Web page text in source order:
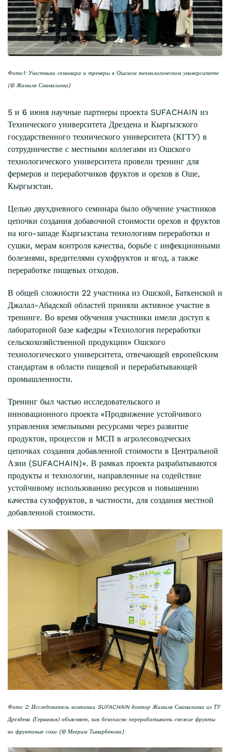
Фото1: Участники семинара и тренеры в Ошском технологическом университете
(© Жамиля Сманалиева)
5 и 6 июня научные партнеры проекта SUFACHAIN из
Технического университета Дрездена и Кыргызского
государственного технического университета (КГТУ) в
сотрудничестве с местными коллегами из Ошского
технологического университета провели тренинг для
фермеров и переработчиков фруктов и орехов в Оше,
Кыргызстан.
Целью двухдневного семинара было обучение участников
цепочки создания добавочной стоимости орехов и фруктов
на юго-западе Кыргызстана технологиям переработки и
сушки, мерам контроля качества, борьбе с инфекционными
болезнями, вредителями сухофруктов и ягод, а также
переработке пищевых отходов.
В общей сложности 22 участника из Ошской, Баткенской и
Джалал-Абадской областей приняли активное участие в
тренинге. Во время обучения участники имели доступ к
лабораторной базе кафедры «Технология переработки
сельскохозяйственной продукции» Ошского
технологического университета, отвечающей европейским
стандартам в области пищевой и перерабатывающей
промышленности.
Тренинг был частью исследовательского и
инновационного проекта «Продвижение устойчивого
управления земельными ресурсами через развитие
продуктов, процессов и МСП в агролесоводческих
цепочках создания добавленной стоимости в Центральной
Азии (SUFACHAIN)». В рамках проекта разрабатываются
продукты и технологии, направленные на содействие
устойчивому использованию ресурсов и повышению
качества сухофруктов, в частности, для создания местной
добавленной стоимости.
Фото 2: Исследователь компании SUFACHAIN доктор Жамиля Сманалиева из ТУ
Дрездена (Германия) объясняет, как безопасно перерабатывать свежие фрукты
во фруктовые соки (© Меерим Тынарбекова)